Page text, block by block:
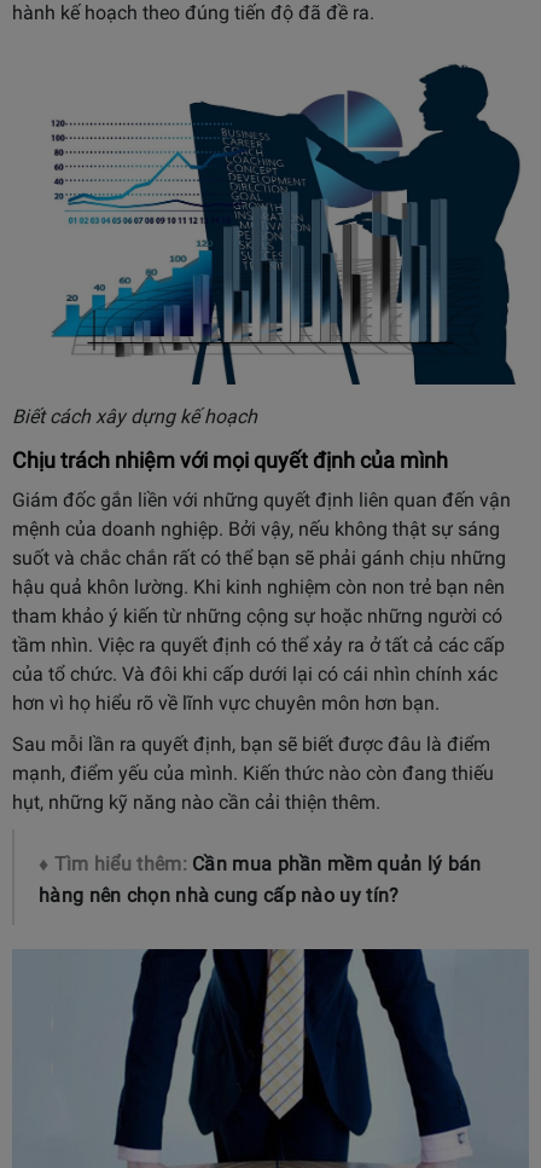
hành kế hoạch theo đúng tiến độ đã đề ra.
Biết cách xây dựng kế hoạch
Chịu trách nhiệm với mọi quyết định của mình
Giám đốc gắn liền với những quyết định liên quan đến vận
mệnh của doanh nghiệp. Bởi vậy, nếu không thật sự sáng
suốt và chắc chắn rất có thể bạn sẽ phải gánh chịu những
hậu quả khôn lường. Khi kinh nghiệm còn non trẻ bạn nên
tham khảo ý kiến từ những cộng sự hoặc những người có
tầm nhìn. Việc ra quyết định có thể xảy ra ở tất cả các cấp
của tổ chức. Và đôi khi cấp dưới lại có cái nhìn chính xác
hơn vì họ hiểu rõ về lĩnh vực chuyên môn hơn bạn.
Sau mỗi lần ra quyết định, bạn sẽ biết được đâu là điểm
mạnh, điểm yếu của mình. Kiến thức nào còn đang thiếu
hụt, những kỹ năng nào cần cải thiện thêm.
♦ Tìm hiểu thêm: Cần mua phần mềm quản lý bán
hàng nên chọn nhà cung cấp nào uy tín?